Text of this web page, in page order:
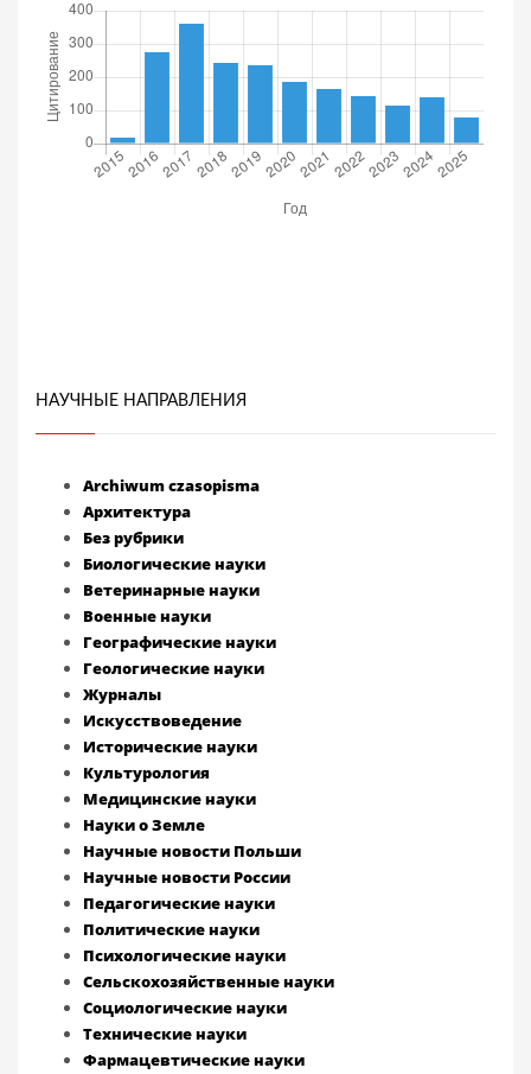
НАУЧНЫЕ НАПРАВЛЕНИЯ
Archiwum czasopisma
Архитектура
Без рубрики
Биологические науки
Ветеринарные науки
Военные науки
Географические науки
Геологические науки
Журналы
Искусствоведение
Исторические науки
Культурология
Медицинские науки
Науки о Земле
Научные новости Польши
Научные новости России
Педагогические науки
Политические науки
Психологические науки
Сельскохозяйственные науки
Социологические науки
Технические науки
Фармацевтические науки